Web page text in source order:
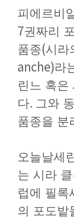
피에르비
7권짜리
품종(시라
anche)라
린느 혹은
다. 그와
품종을 분
오늘날세
는 시라
럽에
필록
의
포도밭